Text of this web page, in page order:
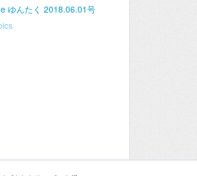
ゆんたく 2018.06.01号